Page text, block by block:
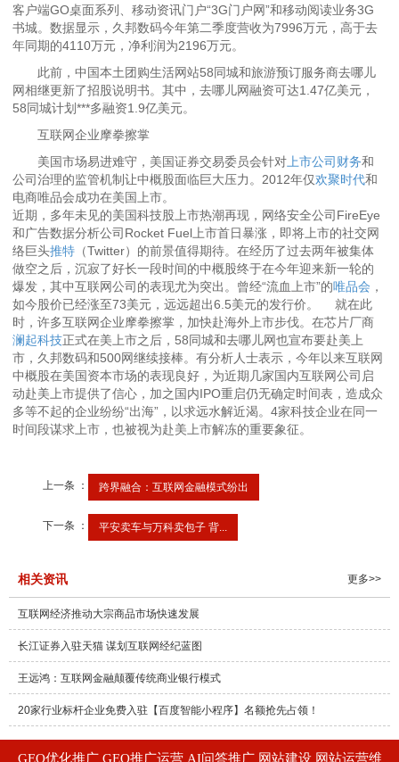
客户端GO桌面系列、移动资讯门户“3G门户网”和移动阅读业务3G
书城。数据显示，久邦数码今年第二季度营收为7996万元，高于去
年同期的4110万元，净利润为2196万元。
此前，中国本土团购生活网站58同城和旅游预订服务商去哪儿
网相继更新了招股说明书。其中，去哪儿网融资可达1.47亿美元，
58同城计划***多融资1.9亿美元。
互联网企业摩拳擦掌
美国市场易进难守，美国证券交易委员会针对 上市公司财务和
公司治理的监管机制让中概股面临巨大压力。2012年仅欢聚时代和
电商唯品会成功在美国上市。
近期，多年未见的美国科技股上市热潮再现，网络安全公司FireEye
和广告数据分析公司Rocket Fuel上市首日暴涨，即将上市的社交网
络巨头推特 （Twitter）的前景值得期待。在经历了过去两年被集体
做空之后，沉寂了好长一段时间的中概股终于在今年迎来新一轮的
爆发，其中互联网公司的表现尤为突出。曾经“流血上市”的唯品会 ，
如今股价已经涨至73美元，远远超出6.5美元的发行价。 就在此
时，许多互联网企业摩拳擦掌，加快赴海外上市步伐。在芯片厂商
澜起科技正式在美上市之后，58同城和去哪儿网也宣布要赴美上
市，久邦数码和500网继续接棒。有分析人士表示，今年以来互联网
中概股在美国资本市场的表现良好，为近期几家国内互联网公司启
动赴美上市提供了信心，加之国内IPO重启仍无确定时间表，造成众
多等不起的企业纷纷“出海”，以求远水解近渴。4家科技企业在同一
时间段谋求上市，也被视为赴美上市解冻的重要象征。
上一条 ： 跨界融合：互联网金融模式纷出
下一条 ： 平安卖车与万科卖包子 背...
相关资讯 更多>>
互联网经济推动大宗商品市场快速发展
长江证券入驻天猫 谋划互联网经纪蓝图
王远鸿：互联网金融颠覆传统商业银行模式
20家行业标杆企业免费入驻【百度智能小程序】名额抢先占领！
GEO优化推广 GEO推广运营 AI问答推广 网站建设 网站运营维